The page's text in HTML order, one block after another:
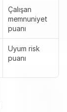
Çalışan
memnuniyet
puanı
Uyum risk
puanı